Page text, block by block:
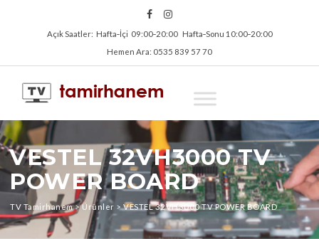
Açık Saatler: Hafta‑İçi 09:00‑20:00 Hafta‑Sonu 10:00‑20:00
Hemen Ara: 0535 839 57 70
VESTEL 32VH3000 TV
POWER BOARD
TV Tamirhanem>Ürünler >VESTEL 32VH3000 TV POWER BOARD